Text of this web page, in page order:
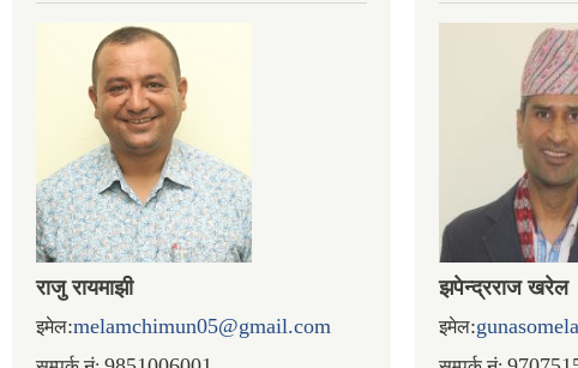
राजु रायमाझी
इमेल:melamchimun05@gmail.com
झपेन्द्रराज खरेल
इमेल: